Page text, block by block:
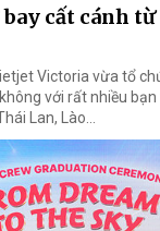
cất cánh
Victoria vừa tổ
với rất nhiều bạn
Lan, Lào…